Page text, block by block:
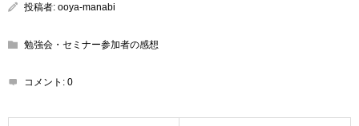
投稿者: ooya-manabi
勉強会・セミナー参加者の感想
コメント: 0